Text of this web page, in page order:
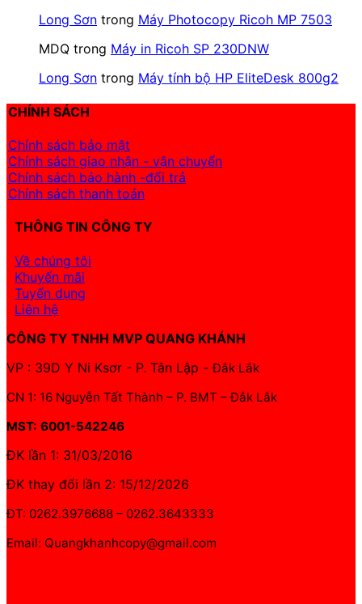
Long Sơn trong Máy Photocopy Ricoh MP 7503
MDQ trong Máy in Ricoh SP 230DNW
Long Sơn trong Máy tính bộ HP EliteDesk 800g2
CHÍNH SÁCH
Chính sách bảo mật
Chính sách giao nhận - vận chuyển
Chính sách bảo hành -đổi trả
Chính sách thanh toán
THÔNG TIN CÔNG TY
Về chúng tôi
Khuyến mãi
Tuyển dụng
Liên hệ
CÔNG TY TNHH MVP QUANG KHÁNH
VP : 39D Y Ni Ksơr - P. Tân Lập -Đắk Lắk
CN 1: 16 Nguyễn Tất Thành – P. BMT – Đắk Lắk
MST: 6001-542246
ĐK lần 1: 31/03/2016
ĐK thay đổi lần 2: 15/12/2026
ĐT: 0262.3976688 – 0262.3643333
Email: Quangkhanhcopy@gmail.com